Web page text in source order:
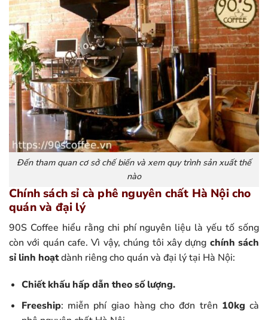
Đến tham quan cơ sở chế biến và xem quy trình sản xuất thế
nào
Chính sách sỉ cà phê nguyên chất Hà Nội cho
quán và đại lý
90S Coffee hiểu rằng chi phí nguyên liệu là yếu tố sống
còn với quán cafe. Vì vậy, chúng tôi xây dựng chính sách
sỉ linh hoạtdành riêng cho quán và đại lý tại Hà Nội:
Chiết khấu hấp dẫn theo số lượng.
Freeship: miễn phí giao hàng cho đơn trên 10kg cà